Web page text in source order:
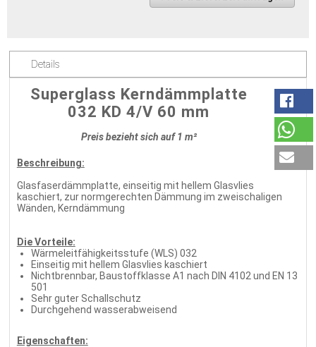
Details
Superglass Kerndämmplatte
032 KD 4/V 60 mm
Preis bezieht sich auf 1 m²
Beschreibung:
Glasfaserdämmplatte, einseitig mit hellem Glasvlies
kaschiert, zur normgerechten Dämmung im zweischaligen
Wänden, Kerndämmung
Die Vorteile:
Wärmeleitfähigkeitsstufe (WLS) 032
Einseitig mit hellem Glasvlies kaschiert
Nichtbrennbar, Baustoffklasse A1 nach DIN 4102 und EN 13
501
Sehr guter Schallschutz
Durchgehend wasserabweisend
Eigenschaften: